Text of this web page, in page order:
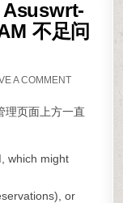
Asuswrt-
不足问
A COMMENTON 解决
理页面上方一直
which might
or